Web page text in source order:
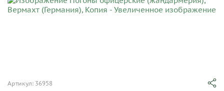
Артикул: 36958